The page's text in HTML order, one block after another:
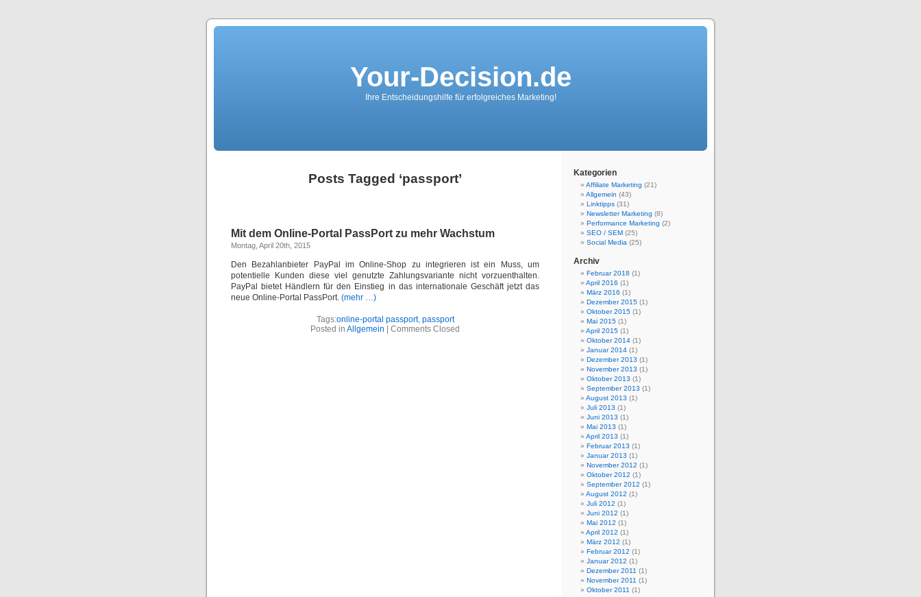
Your-Decision.de
Ihre Entscheidungshilfe für erfolgreiches Marketing!
Posts Tagged ‘passport’
Mit dem Online-Portal PassPort zu mehr Wachstum
Montag, April 20th, 2015
Den Bezahlanbieter PayPal im Online-Shop zu integrieren ist ein Muss, um
potentielle Kunden diese viel genutzte Zahlungsvariante nicht vorzuenthalten.
PayPal bietet Händlern für den Einstieg in das internationale Geschäft jetzt das
neue Online-Portal PassPort. (mehr …)
Tags:online-portal passport, passport
Posted in Allgemein Comments Closed
Kategorien
Affiliate Marketing (21)
Allgemein (43)
Linktipps (31)
Newsletter Marketing (8)
Performance Marketing (2)
SEO / SEM (25)
Social Media (25)
Archiv
Februar 2018 (1)
April 2016 (1)
März 2016 (1)
Dezember 2015 (1)
Oktober 2015 (1)
Mai 2015 (1)
April 2015 (1)
Oktober 2014 (1)
Januar 2014 (1)
Dezember 2013 (1)
November 2013 (1)
Oktober 2013 (1)
September 2013 (1)
August 2013 (1)
Juli 2013 (1)
Juni 2013 (1)
Mai 2013 (1)
April 2013 (1)
Februar 2013 (1)
Januar 2013 (1)
November 2012 (1)
Oktober 2012 (1)
September 2012 (1)
August 2012 (1)
Juli 2012 (1)
Juni 2012 (1)
Mai 2012 (1)
April 2012 (1)
März 2012 (1)
Februar 2012 (1)
Januar 2012 (1)
Dezember 2011 (1)
November 2011 (1)
Oktober 2011 (1)